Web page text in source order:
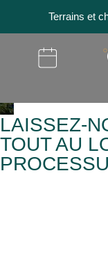
Terrains et
LAISSEZ-
TOUT AU